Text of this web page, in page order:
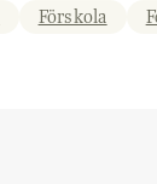
Förskola